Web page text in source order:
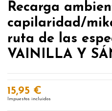
Recarga
capilaridad/
ruta de las
VAINILLA Y
15,95 €
Impuestos incluidos